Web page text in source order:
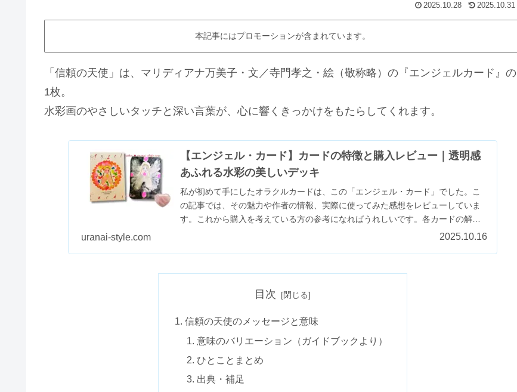
2025.10.28 2025.10.31
本記事にはプロモーションが含まれています。
「信頼の天使」は、マリディアナ万美子・文／寺門孝之・絵（敬称略）の『エンジェルカード』の
1枚。
水彩画のやさしいタッチと深い言葉が、心に響くきっかけをもたらしてくれます。
【エンジェル・カード】カードの特徴と購入レビュー｜透明感
あふれる水彩の美しいデッキ
私が初めて手にしたオラクルカードは、この「エンジェル・カード」でした。こ
の記事では、その魅力や作者の情報、実際に使ってみた感想をレビューしていま
す。これから購入を考えている方の参考になればうれしいです。各カードの解説
uranai-style.com 2025.10.16
目次
信頼の天使のメッセージと意味
意味のバリエーション（ガイドブックより）
ひとことまとめ
出典・補足